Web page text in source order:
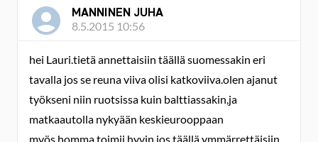
MANNINEN JUHA
8.5.2015 10:56
hei Lauri.tietä annettaisiin täällä suomessakin eri
tavalla jos se reuna viiva olisi katkoviiva.olen ajanut
työkseni niin ruotsissa kuin balttiassakin,ja
matkaautolla nykyään keskieurooppaan
myös.homma toimii hyvin jos täällä ymmärrettäisiin